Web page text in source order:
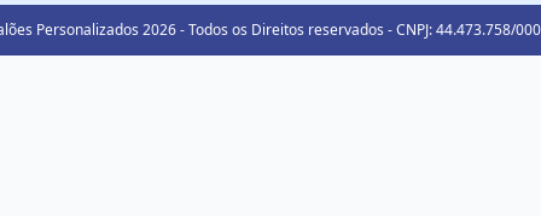
Personalizados 2026 - Todos os Direitos reservados - CNPJ: 44.473.758/